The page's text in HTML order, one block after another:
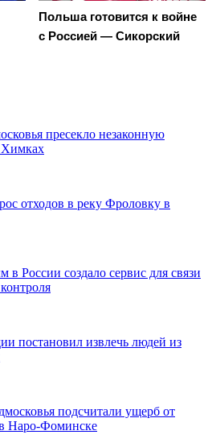
Польша готовится к войне
с Россией — Сикорский
пресекло незаконную
Химках
отходов в реку Фроловку в
в России создало сервис для связи
постановил извлечь людей из
подсчитали ущерб от
Наро-Фоминске